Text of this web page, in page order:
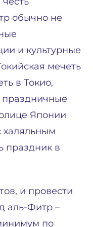
обычно не
и культурные
мечеть
в Токио,
праздничные
Японии
халяльным
праздник в
и провести
аль-Фитр –
по